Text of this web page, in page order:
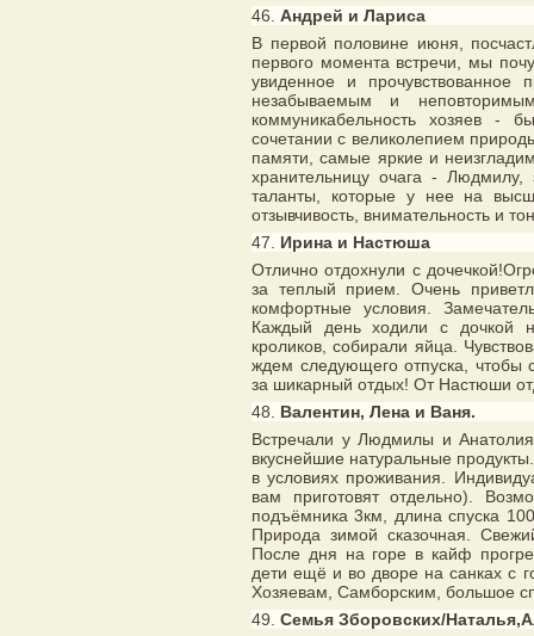
46. Андрей и Лариса
В первой половине июня,
первого момента встречи, мы
увиденное и
незабываемым и
коммуникабельность хозяев -
сочетании с великолепием
памяти, самые яркие и
хранительницу очага - Людмилу,
таланты, которые у нее на
отзывчивость, внимательность и
47. Ирина и Настюша
Отлично отдохнули с
за теплый прием. Очень
комфортные условия.
Каждый день ходили с дочкой
кроликов, собирали яйца.
ждем следующего отпуска, чтобы
за шикарный отдых! От Настюши
48. Валентин, Лена и Ваня.
Встречали у Людмилы и
вкуснейшие натуральные
в условиях проживания.
вам приготовят отдельно).
подъёмника 3км, длина спуска
Природа зимой сказочная.
После дня на горе в кайф
дети ещё и во дворе на санках с
Хозяевам, Самборским, большое
49. Семья Зборовских/